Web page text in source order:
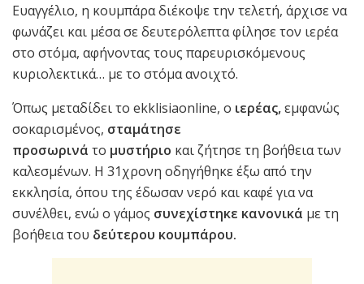
Ευαγγέλιο, η κουμπάρα διέκοψε την τελετή, άρχισε να
φωνάζει και μέσα σε δευτερόλεπτα φίλησε τον ιερέα
στο στόμα, αφήνοντας τους παρευρισκόμενους
κυριολεκτικά… με το στόμα ανοιχτό.
Όπως μεταδίδει το ekklisiaonline, ο ιερέας,εμφανώς
σοκαρισμένος, σταμάτησε
προσωρινά το μυστήριο και ζήτησε τη βοήθεια των
καλεσμένων. Η 31χρονη οδηγήθηκε έξω από την
εκκλησία, όπου της έδωσαν νερό και καφέ για να
συνέλθει, ενώ ο γάμος συνεχίστηκε κανονικά με τη
βοήθεια του δεύτερου κουμπάρου.